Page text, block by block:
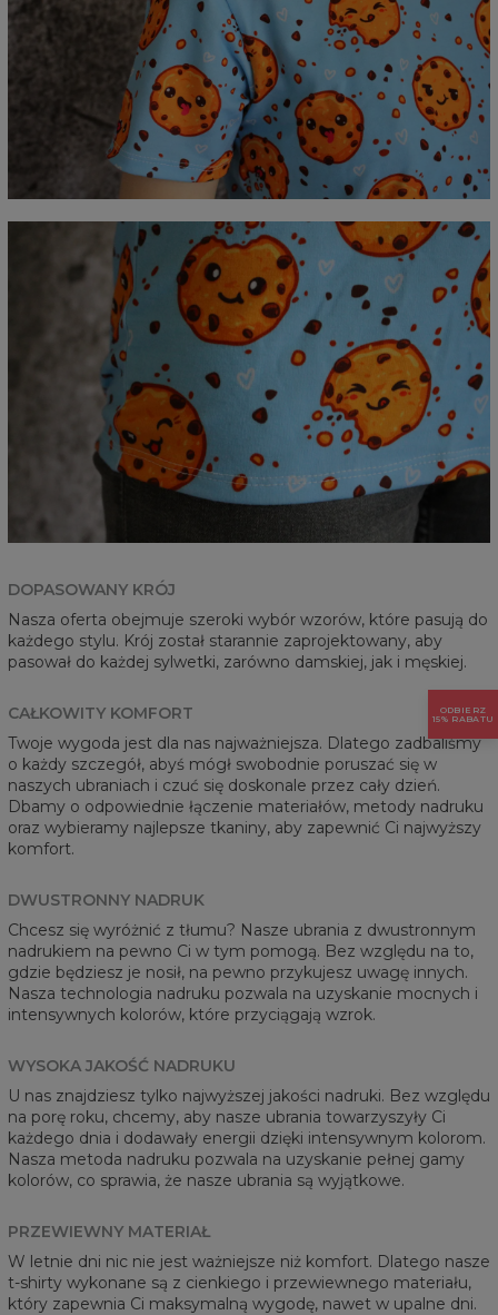
DOPASOWANY KRÓJ
Nasza oferta obejmuje szeroki wybór wzorów, które pasują do
każdego stylu. Krój został starannie zaprojektowany, aby
pasował do każdej sylwetki, zarówno damskiej, jak i męskiej.
CAŁKOWITY KOMFORT
Twoje wygoda jest dla nas najważniejsza. Dlatego zadbaliśmy
o każdy szczegół, abyś mógł swobodnie poruszać się w
naszych ubraniach i czuć się doskonale przez cały dzień.
Dbamy o odpowiednie łączenie materiałów, metody nadruku
oraz wybieramy najlepsze tkaniny, aby zapewnić Ci najwyższy
komfort.
DWUSTRONNY NADRUK
Chcesz się wyróżnić z tłumu? Nasze ubrania z dwustronnym
nadrukiem na pewno Ci w tym pomogą. Bez względu na to,
gdzie będziesz je nosił, na pewno przykujesz uwagę innych.
Nasza technologia nadruku pozwala na uzyskanie mocnych i
intensywnych kolorów, które przyciągają wzrok.
WYSOKA JAKOŚĆ NADRUKU
U nas znajdziesz tylko najwyższej jakości nadruki. Bez względu
na porę roku, chcemy, aby nasze ubrania towarzyszyły Ci
każdego dnia i dodawały energii dzięki intensywnym kolorom.
Nasza metoda nadruku pozwala na uzyskanie pełnej gamy
kolorów, co sprawia, że nasze ubrania są wyjątkowe.
PRZEWIEWNY MATERIAŁ
W letnie dni nic nie jest ważniejsze niż komfort. Dlatego nasze
t-shirty wykonane są z cienkiego i przewiewnego materiału,
który zapewnia Ci maksymalną wygodę, nawet w upalne dni.
ODBIERZ
15% RABATU